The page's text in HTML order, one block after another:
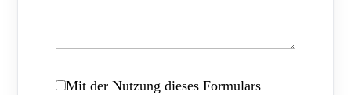
Mit der Nutzung dieses Formulars